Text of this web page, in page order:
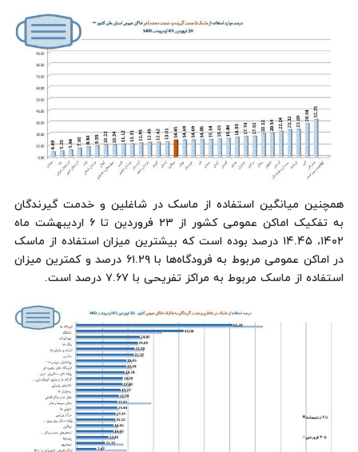
همچنین میانگین استفاده از ماسک در شاغلین و خدمت گیرندگان
به تفکیک اماکن عمومی کشور از ۲۳ فروردین تا ۶ اردیبهشت ماه
۱۴۰۲، ۱۴.۴۵ درصد بوده است که بیشترین میزان استفاده از ماسک
در اماکن عمومی مربوط به فرودگاه‌ها با ۶۱.۲۹ درصد و کمترین میزان
استفاده از ماسک مربوط به مراکز تفریحی با ۷.۶۷ درصد است.